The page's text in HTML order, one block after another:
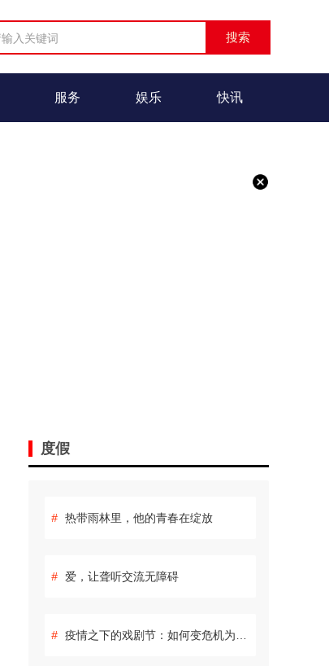
服务 娱乐 快讯
度假
# 热带雨林里，他的青春在绽放
# 爱，让聋听交流无障碍
# 疫情之下的戏剧节：如何变危机为生机